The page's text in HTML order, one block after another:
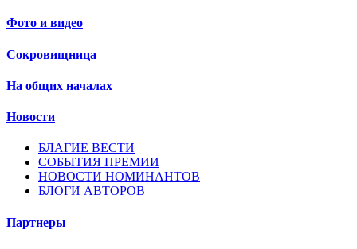
Фото и видео
Сокровищница
На общих началах
Новости
БЛАГИЕ ВЕСТИ
СОБЫТИЯ ПРЕМИИ
НОВОСТИ НОМИНАНТОВ
БЛОГИ АВТОРОВ
Партнеры